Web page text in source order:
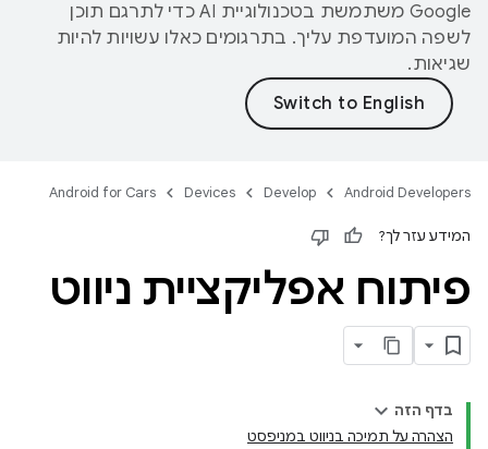
‫Google משתמשת בטכנולוגיית AI כדי לתרגם תוכן
לשפה המועדפת עליך. בתרגומים כאלו עשויות להיות
שגיאות.
Android Developers
Develop
Devices
Android for Cars
המידע עזר לך?
פיתוח אפליקציית ניווט
בדף הזה
הצהרה על תמיכה בניווט במניפסט